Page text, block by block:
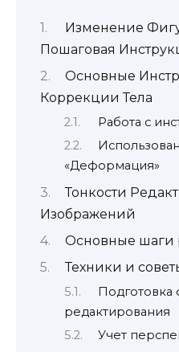
Изменение
Пошаговая
Основные
Коррекции Тела
Работа с
«Деформация»
Тонкости
Изображений
Основные шаги
Техники и
Подготовка
редактирования
Учет